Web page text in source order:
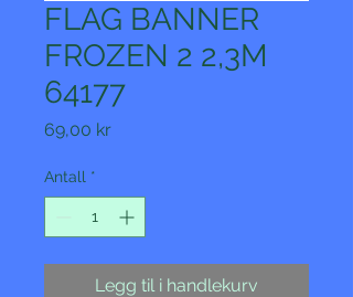
FLAG BANNER
FROZEN 2 2,3M
64177
69,00 krPris
Antall *
Legg til i handlekurv